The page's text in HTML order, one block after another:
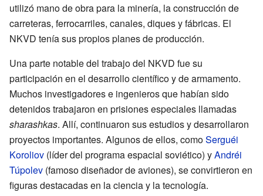
utilizó mano de obra para la minería, la construcción de
carreteras, ferrocarriles, canales, diques y fábricas. El
NKVD tenía sus propios planes de producción.
Una parte notable del trabajo del NKVD fue su
participación en el desarrollo científico y de armamento.
Muchos investigadores e ingenieros que habían sido
detenidos trabajaron en prisiones especiales llamadas
sharashkas. Allí, continuaron sus estudios y desarrollaron
proyectos importantes. Algunos de ellos, comoSerguéi
Koroliov (líder del programa espacial soviético) yAndréi
Túpolev (famoso diseñador de aviones), se convirtieron en
figuras destacadas en la ciencia y la tecnología.